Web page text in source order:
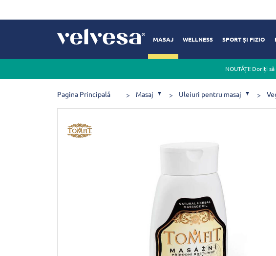
MASAJ WELLNESS SPORT ȘI FIZIO
NOUTĂȚI! Doriți
Pagina Principală Masaj Uleiuri pentru masaj